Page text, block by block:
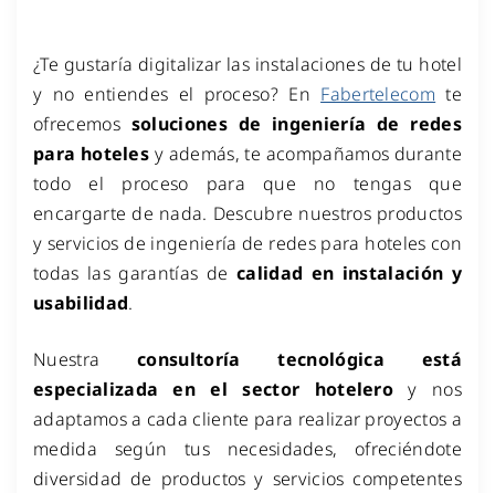
¿Te gustaría digitalizar las instalaciones de tu hotel
y no entiendes el proceso? En Fabertelecom te
ofrecemos soluciones de ingeniería de redes
para hoteles y además, te acompañamos durante
todo el proceso para que no tengas que
encargarte de nada. Descubre nuestros productos
y servicios de ingeniería de redes para hoteles con
todas las garantías de calidad en instalación y
usabilidad.
Nuestraconsultoría tecnológica está
especializada en el sector hotelero y nos
adaptamos a cada cliente para realizar proyectos a
medida según tus necesidades, ofreciéndote
diversidad de productos y servicios competentes